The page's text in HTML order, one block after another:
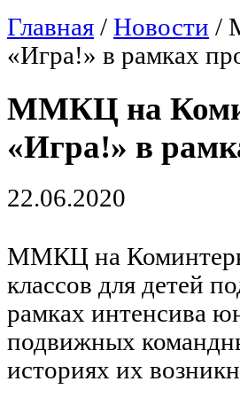
Вы здесь
Главная / Новости /
«Игра!» в рамках
ММКЦ на
«Игра!» в
22.06.2020
ММКЦ на
классов для детей
рамках интенсива
подвижных
историях их